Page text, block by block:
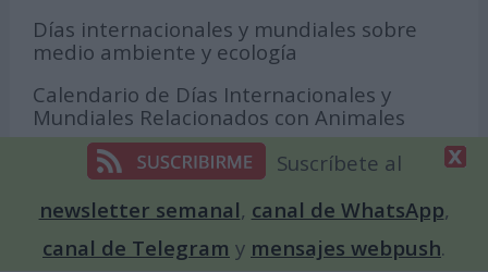
Días internacionales y mundiales sobre
medio ambiente y ecología
Calendario de Días Internacionales y
Mundiales Relacionados con Animales
Calendario de la diversidad sexual: fechas
relacionadas con el movimiento LGBT
Suscríbete al
newsletter semanal, canal de WhatsApp,
canal de Telegram y mensajes webpush.